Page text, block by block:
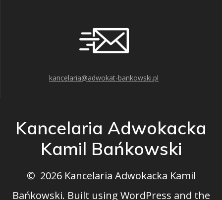
kancelaria@adwokat-bankowski.pl
Kancelaria Adwokacka
Kamil Bańkowski
© 2026 Kancelaria Adwokacka Kamil
Bańkowski. Built using WordPress and the